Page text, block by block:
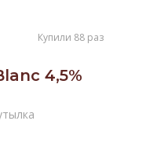
Купили 88 раз
4,5%